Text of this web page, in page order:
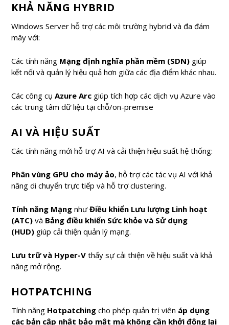
KHẢ NĂNG HYBRID
Windows Server hỗ trợ các môi trường hybrid và đa đám
mây với:
Các tính năng Mạng định nghĩa phần mềm (SDN) giúp
kết nối và quản lý hiệu quả hơn giữa các địa điểm khác nhau.
Các công cụAzure Arc giúp tích hợp các dịch vụ Azure vào
các trung tâm dữ liệu tại chỗ/on-premise
AI VÀ HIỆU SUẤT
Các tính năng mới hỗ trợ AI và cải thiện hiệu suất hệ thống:
Phân vùng GPU cho máy ảo, hỗ trợ các tác vụ AI với khả
năng di chuyển trực tiếp và hỗ trợ clustering.
Tính năng Mạng nhưĐiều khiển Lưu lượng Linh hoạt
(ATC) và Bảng điều khiển Sức khỏe và Sử dụng
(HUD) giúp cải thiện quản lý mạng.
Lưu trữ và Hyper-V thấy sự cải thiện về hiệu suất và khả
năng mở rộng.
HOTPATCHING
Tính năng Hotpatching cho phép quản trị viên áp dụng
các bản cập nhật bảo mật mà không cần khởi động lại